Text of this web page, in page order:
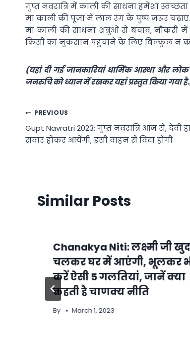
गुप्त नवरात्रि में काली की साधना हमेशा
मां काली की पूजा में लाल रंग के पुष्प जरूर चढ़ाएं.
मां काली की साधना शत्रुओं से बचाव, नौकरी
किसी का नुकसान पहुंचाने के लिए बिल्कुल न
(यहां दी गई जानकारियां धार्मिक आस्था और
जनरुचि को ध्यान में रखकर यहां प्रस्तुत किया गया
Post
navigation
PREVIOUS
Gupt Navratri 2023: गुप्त नवरात्रि आज से, देवी
सवार होकर आयेंगी, इसी वाहन से विदा होंगी
Similar Posts
Chanakya Niti: लक्ष्मी जी खुद
चलकर घर में आएंगी, भूलकर
करें ऐसी 5 गलतियां, जानें क्या
कहती है चाणक्य नीति
By March 1, 2023